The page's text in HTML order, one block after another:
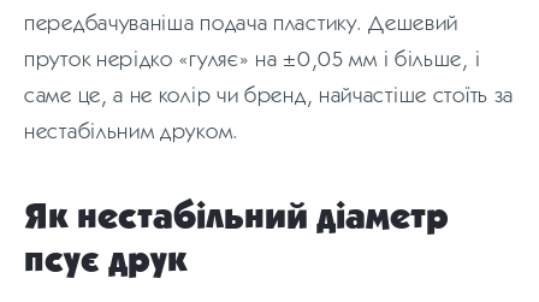
передбачуваніша подача пластику. Дешевий
пруток нерідко «гуляє» на ±0,05 мм і більше, і
саме це, а не колір чи бренд, найчастіше стоїть за
нестабільним друком.
Як нестабільний діаметр
псує друк